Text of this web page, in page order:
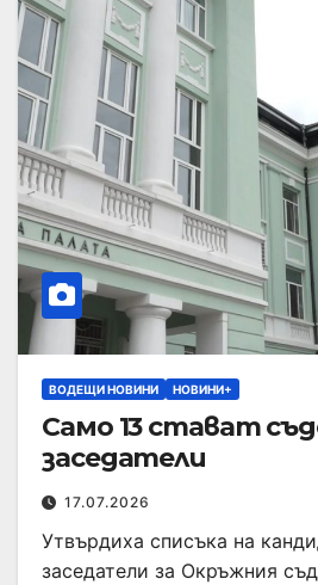
ВОДЕЩИ НОВИНИ НОВИНИ+
Само 13 стават
заседатели
17.07.2026
Утвърдиха списъка на
заседатели за Окръжния